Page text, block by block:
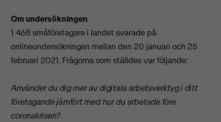
Om undersökningen
1 468 småföretagare i landet svarade på
onlineundersökningen mellan den 20 januari och 25
februari 2021. Frågorna som ställdes var följande:
Använder du dig mer av digitala arbetsverktyg i ditt
företagande jämfört med hur du arbetade före
coronakrisen?